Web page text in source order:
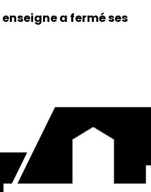
enseigne a fermé ses